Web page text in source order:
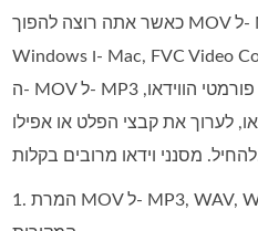
כאשר אתה רוצה להפוך MOV ל- MP3 באיכות המקורית ב-
Windows ו- Mac, FVC Video Converter Ultimate הוא ממיר
ה- MOV ל- MP3 הרצוי כדי להמיר את רוב פורמטי הווידאו,
לערוך את קבצי הפלט או אפילו
1. המרת MOV ל- MP3, WAV, WMA ועוד אחרים באיכות